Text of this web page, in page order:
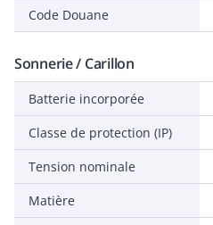
Code Douane
Sonnerie / Carillon
Batterie incorporée
Classe de protection (IP)
Tension nominale
Matière